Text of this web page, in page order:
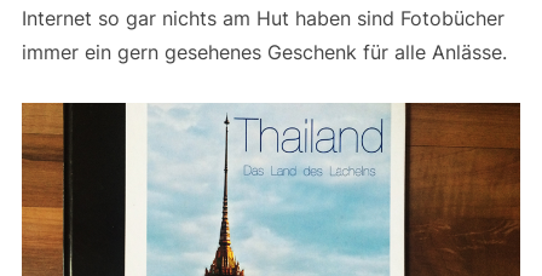
Internet so gar nichts am Hut haben sind Fotobücher
immer ein gern gesehenes Geschenk für alle Anlässe.